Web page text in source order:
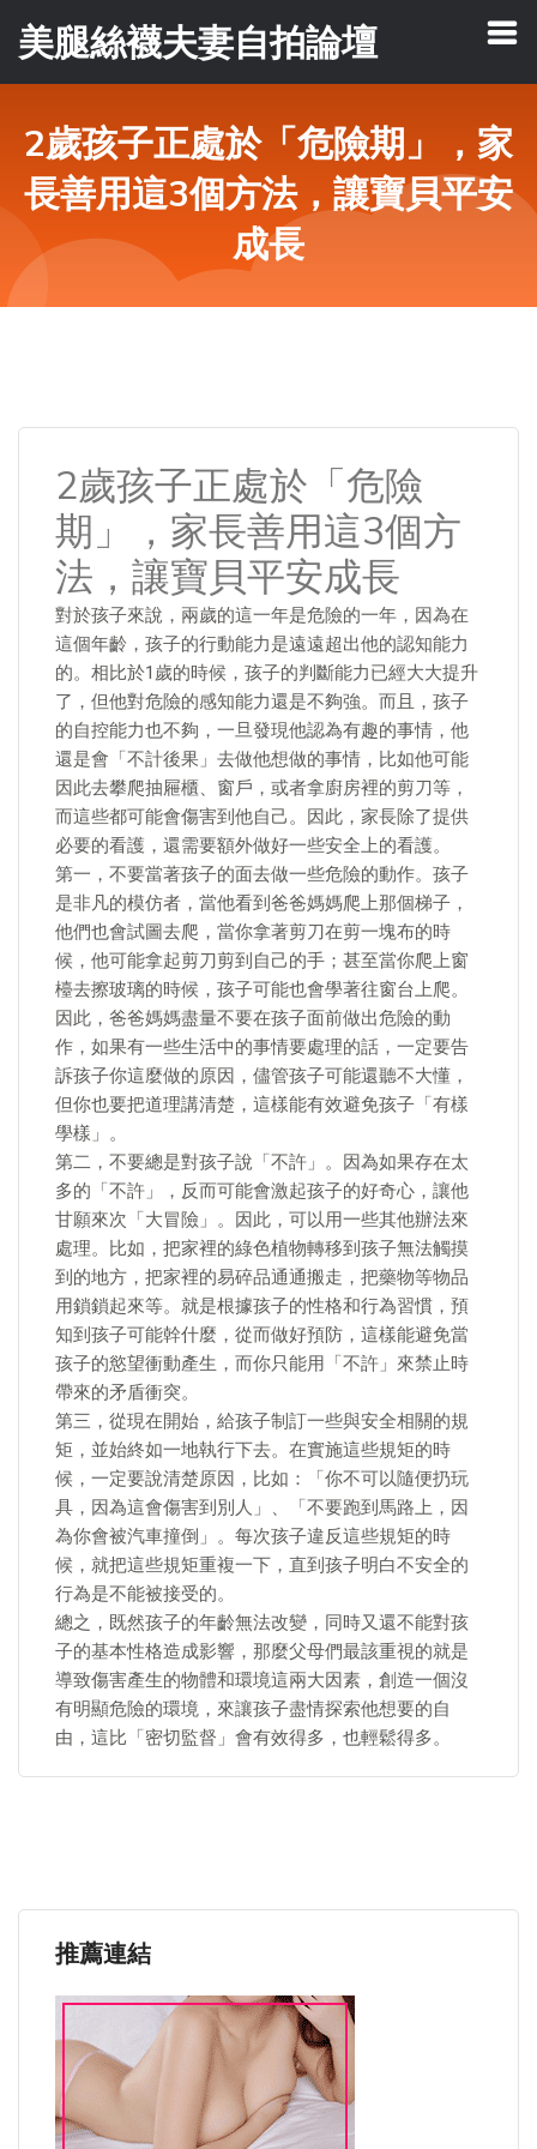
美腿絲襪夫妻自拍論壇
2歲孩子正處於「危險期」，家
長善用這3個方法，讓寶貝平安
成長
2歲孩子正處於「危險
期」，家長善用這3個方
法，讓寶貝平安成長
對於孩子來說，兩歲的這一年是危險的一年，因為在
這個年齡，孩子的行動能力是遠遠超出他的認知能力
的。相比於1歲的時候，孩子的判斷能力已經大大提升
了，但他對危險的感知能力還是不夠強。而且，孩子
的自控能力也不夠，一旦發現他認為有趣的事情，他
還是會「不計後果」去做他想做的事情，比如他可能
因此去攀爬抽屜櫃、窗戶，或者拿廚房裡的剪刀等，
而這些都可能會傷害到他自己。因此，家長除了提供
必要的看護，還需要額外做好一些安全上的看護。
第一，不要當著孩子的面去做一些危險的動作。孩子
是非凡的模仿者，當他看到爸爸媽媽爬上那個梯子，
他們也會試圖去爬，當你拿著剪刀在剪一塊布的時
候，他可能拿起剪刀剪到自己的手；甚至當你爬上窗
檯去擦玻璃的時候，孩子可能也會學著往窗台上爬。
因此，爸爸媽媽盡量不要在孩子面前做出危險的動
作，如果有一些生活中的事情要處理的話，一定要告
訴孩子你這麼做的原因，儘管孩子可能還聽不大懂，
但你也要把道理講清楚，這樣能有效避免孩子「有樣
學樣」。
第二，不要總是對孩子說「不許」。因為如果存在太
多的「不許」，反而可能會激起孩子的好奇心，讓他
甘願來次「大冒險」。因此，可以用一些其他辦法來
處理。比如，把家裡的綠色植物轉移到孩子無法觸摸
到的地方，把家裡的易碎品通通搬走，把藥物等物品
用鎖鎖起來等。就是根據孩子的性格和行為習慣，預
知到孩子可能幹什麼，從而做好預防，這樣能避免當
孩子的慾望衝動產生，而你只能用「不許」來禁止時
帶來的矛盾衝突。
第三，從現在開始，給孩子制訂一些與安全相關的規
矩，並始終如一地執行下去。在實施這些規矩的時
候，一定要說清楚原因，比如：「你不可以隨便扔玩
具，因為這會傷害到別人」、「不要跑到馬路上，因
為你會被汽車撞倒」。每次孩子違反這些規矩的時
候，就把這些規矩重複一下，直到孩子明白不安全的
行為是不能被接受的。
總之，既然孩子的年齡無法改變，同時又還不能對孩
子的基本性格造成影響，那麼父母們最該重視的就是
導致傷害產生的物體和環境這兩大因素，創造一個沒
有明顯危險的環境，來讓孩子盡情探索他想要的自
由，這比「密切監督」會有效得多，也輕鬆得多。
推薦連結